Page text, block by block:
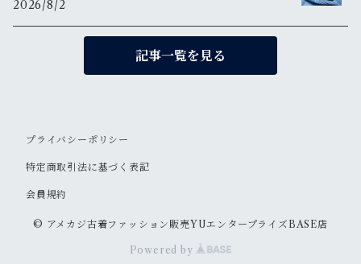
2026/8/2
記事一覧を見る
プライバシーポリシー
特定商取引法に基づく表記
会員規約
© アメカジ古着ファッション販売YUエンタープライズBASE店
Powered by